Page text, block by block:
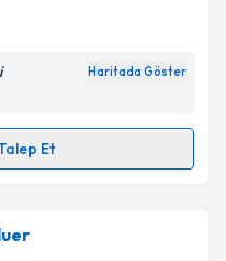
ilişkinAydınlatma
verilerimin belirtilen
Gönder
Haritada Göster
Et
uzmandan randevu